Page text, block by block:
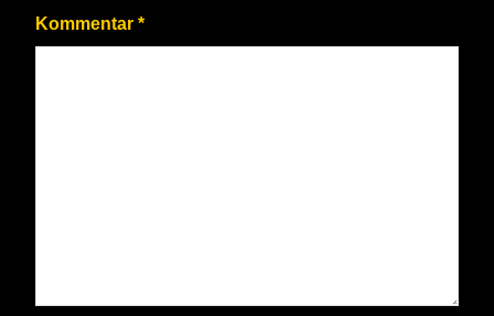
Kommentar *